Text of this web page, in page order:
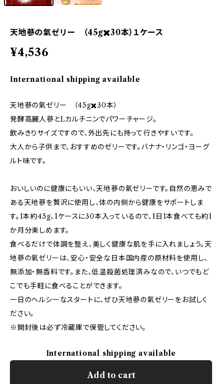
天地蔘の氣ゼリー （45g✖️30本）１ケース
¥4,536
International shipping available
天地蔘の氣ゼリー （45g✖️30本）
発酵高麗人蔘とLカルチニンでパワーチャージ。
飲みきりサイズですので、外出先にも持って行きやすいです。
大人から子供まで、おすすめのゼリーです。バナナ・リンゴ・ヨーグ
ルト味です。
おいしいのに健康にもいい、天地蔘の氣ゼリーです。自然の恵みで
ある天地蔘を贅沢に使用し、体の内側から健康をサポートしま
す。1本約45g、1ケースに30本入っているので、1日1本食べても約1
か月分楽しめます。
食べるだけで体調を整え、美しく健康な肌を手に入れましょう。天
地蔘の氣ゼリーは、安心・安全な日本国内産の原材料を使用し、
無添加・無香料です。また、低温殺菌処理済みなので、いつでもど
こでも手軽に食べることができます。
一日のヘルシーなスタートに、ぜひ天地蔘の氣ゼリーをお試しく
ださい。
※開封後は必ず冷蔵庫で保管してください。
International shipping available
Add to cart